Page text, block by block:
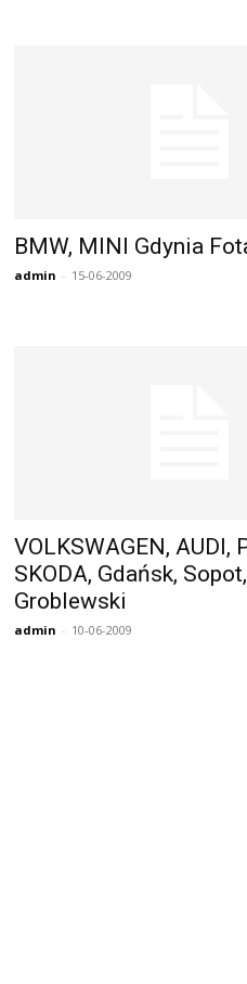
BMW, MINI Gdynia
admin - 15-06-2009
VOLKSWAGEN, AUDI,
SKODA, Gdańsk,
Groblewski
admin - 10-06-2009